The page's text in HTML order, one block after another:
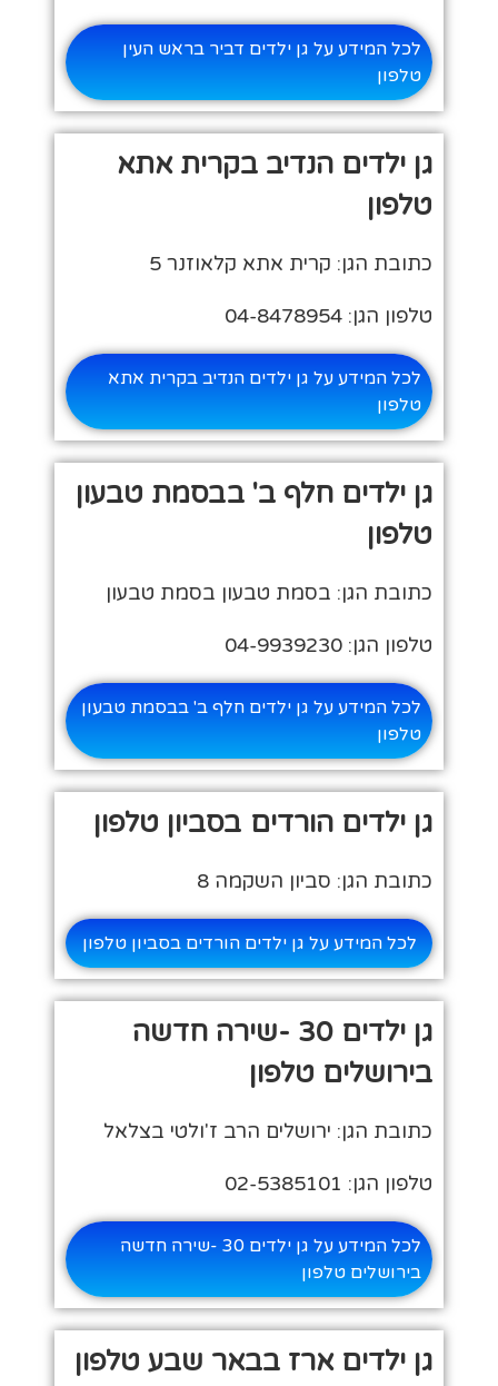
לכל המידע על גן ילדים דביר בראש העין
טלפון
גן ילדים הנדיב בקרית אתא
טלפון
כתובת הגן: קרית אתא קלאוזנר 5
טלפון הגן: 04-8478954
לכל המידע על גן ילדים הנדיב בקרית אתא
טלפון
גן ילדים חלף ב' בבסמת טבעון
טלפון
כתובת הגן: בסמת טבעון בסמת טבעון
טלפון הגן: 04-9939230
לכל המידע על גן ילדים חלף ב' בבסמת טבעון
טלפון
גן ילדים הורדים בסביון טלפון
כתובת הגן: סביון השקמה 8
לכל המידע על גן ילדים הורדים בסביון טלפון
גן ילדים 30 -שירה חדשה
בירושלים טלפון
כתובת הגן: ירושלים הרב ז'ולטי בצלאל
טלפון הגן: 02-5385101
לכל המידע על גן ילדים 30 -שירה חדשה
בירושלים טלפון
גן ילדים ארז בבאר שבע טלפון